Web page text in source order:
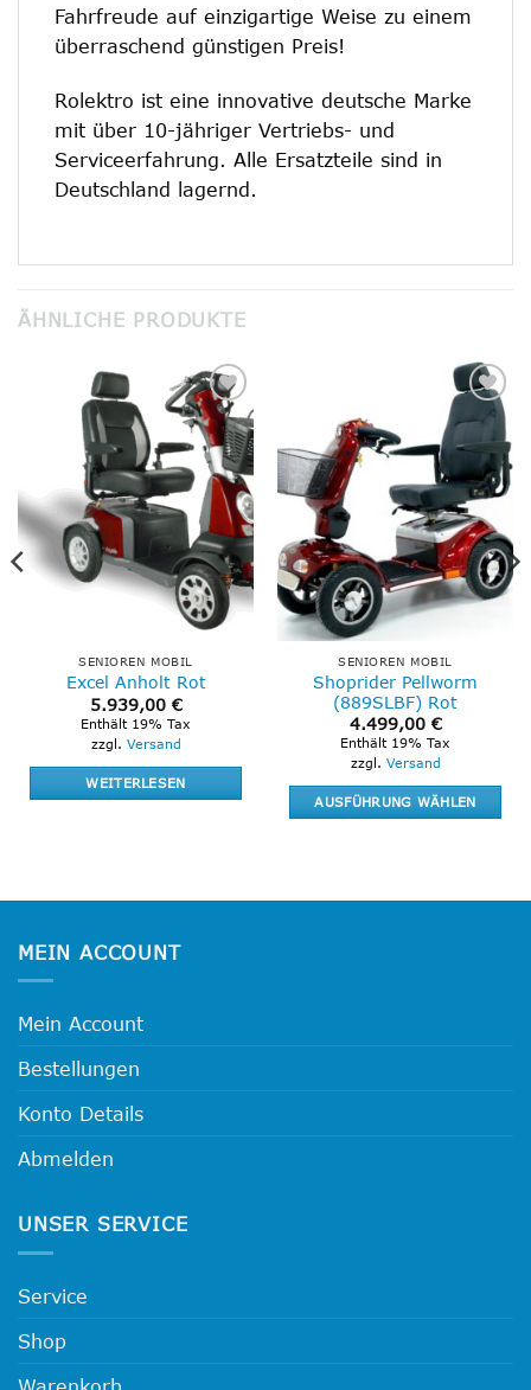
Fahrfreude auf einzigartige Weise zu einem
überraschend günstigen Preis!
Rolektro ist eine innovative deutsche Marke
mit über 10-jähriger Vertriebs- und
Serviceerfahrung. Alle Ersatzteile sind in
Deutschland lagernd.
ÄHNLICHE PRODUKTE
Add to
wishlist
SENIOREN MOBIL
Excel Anholt Rot
5.939,00 €
Enthält 19% Tax
zzgl. Versand
WEITERLESEN
Add to
wishlist
SENIOREN MOBIL
Shoprider Pellworm
(889SLBF) Rot
4.499,00 €
Enthält 19% Tax
zzgl. Versand
AUSFÜHRUNG WÄHLEN
mehrere
MEIN ACCOUNT
Mein Account
Bestellungen
Konto Details
Abmelden
UNSER SERVICE
Service
Shop